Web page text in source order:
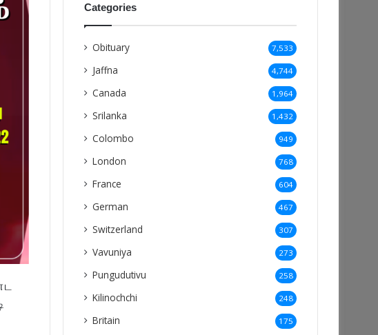
Categories
Obituary 7,533
Jaffna 4,744
Canada 1,964
Srilanka 1,432
Colombo 949
London 768
France 604
German 467
Switzerland 307
Vavuniya 273
Pungudutivu 258
Kilinochchi 248
Britain 175